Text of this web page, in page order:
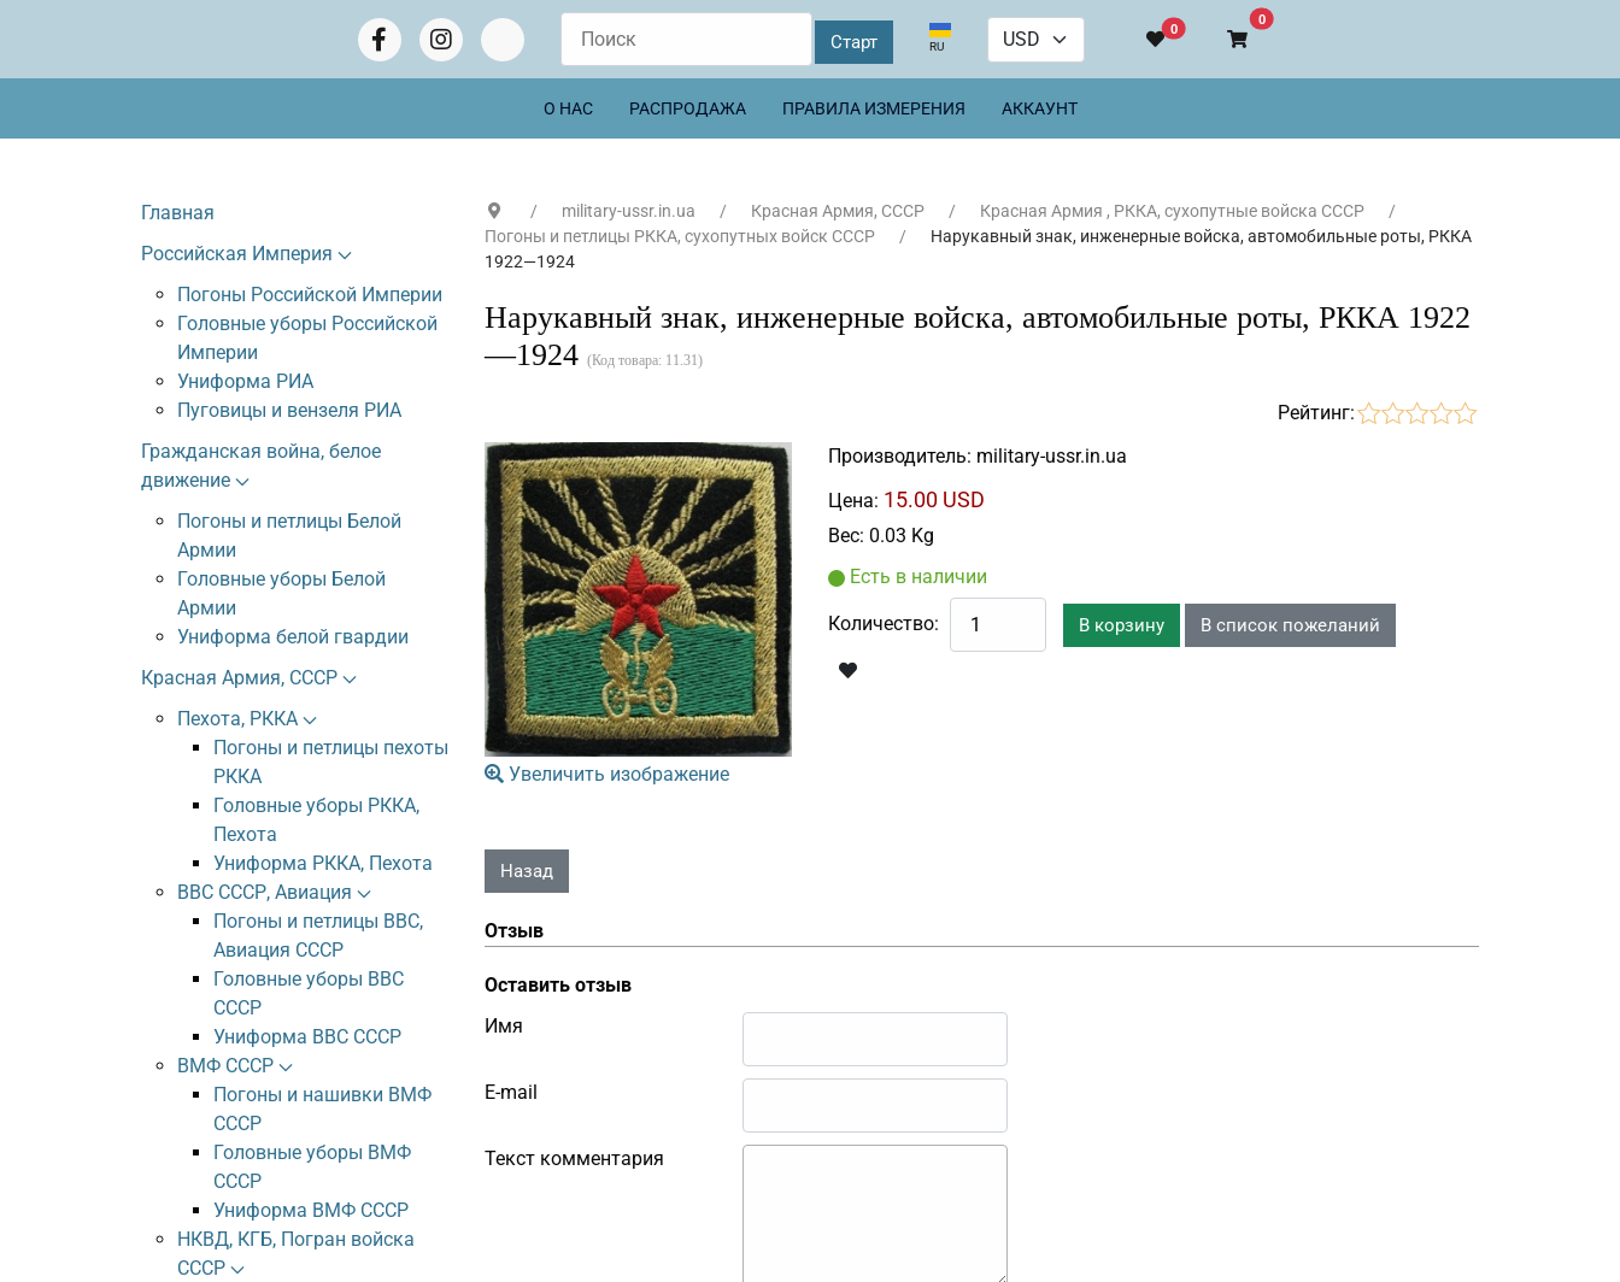
Выберите язык
RU
0
0В корзину
О НАС РАСПРОДАЖА ПРАВИЛА ИЗМЕРЕНИЯ АККАУНТ
Главная
Российская Империя
Погоны Российской Империи
Головные уборы Российской
Империи
Униформа РИА
Пуговицы и вензеля РИА
Гражданская война, белое
движение
Погоны и петлицы Белой
Армии
Головные уборы Белой
Армии
Униформа белой гвардии
Красная Армия, СССР
Пехота, РККА
Погоны и петлицы пехоты
РККА
Головные уборы РККА,
Пехота
Униформа РККА, Пехота
ВВС СССР, Авиация
Погоны и петлицы ВВС,
Авиация СССР
Головные уборы ВВС
СССР
Униформа ВВС СССР
ВМФ СССР
Погоны и нашивки ВМФ
СССР
Головные уборы ВМФ
СССР
Униформа ВМФ СССР
НКВД, КГБ, Погран войска
СССР
military-ussr.in.ua Красная Армия, СССР
Красная Армия , РККА, сухопутные войска СССР
Погоны и петлицы РККА, сухопутных войск СССР
Нарукавный знак, инженерные войска, автомобильные роты, РККА
1922—1924
Нарукавный знак, инженерные войска, автомобильные роты, РККА 1922
—1924 (Код товара: 11.31)
Рейтинг:
Увеличить изображение
Производитель: military-ussr.in.ua
Цена: 15.00 USD
Вес: 0.03 Kg
Есть в наличии
Количество:
Отзыв
Оставить отзыв
Имя
E-mail
Текст комментария